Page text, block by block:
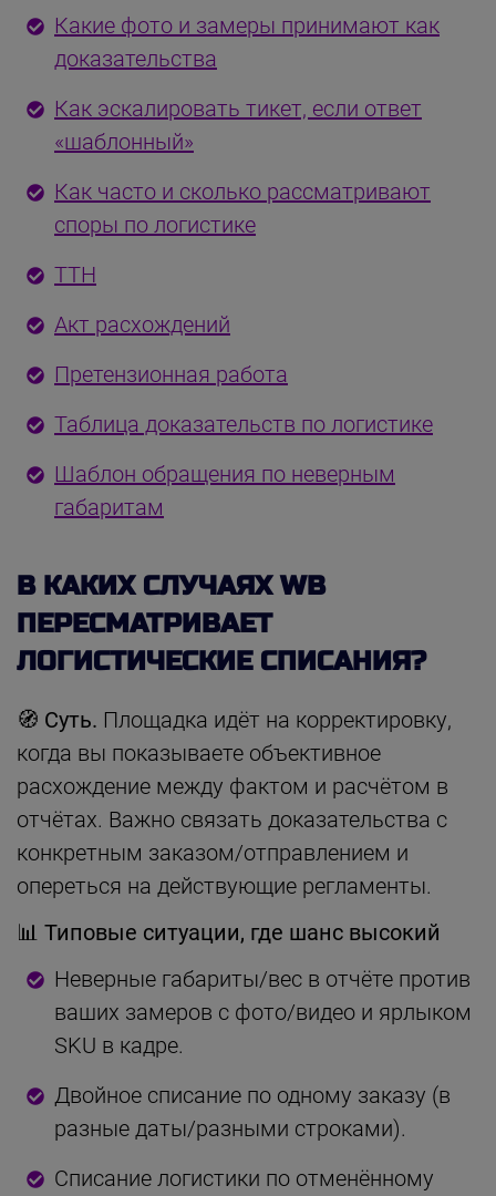
Какие фото и замеры принимают как
доказательства
Как эскалировать тикет, если ответ
«шаблонный»
Как часто и сколько рассматривают
споры по логистике
ТТН
Акт расхождений
Претензионная работа
Таблица доказательств по логистике
Шаблон обращения по неверным
габаритам
В КАКИХ СЛУЧАЯХ WB
ПЕРЕСМАТРИВАЕТ
ЛОГИСТИЧЕСКИЕ СПИСАНИЯ?
🧭 Суть. Площадка идёт на корректировку,
когда вы показываете объективное
расхождение между фактом и расчётом в
отчётах. Важно связать доказательства с
конкретным заказом/отправлением и
опереться на действующие регламенты.
📊 Типовые ситуации, где шанс высокий
Неверные габариты/вес в отчёте против
ваших замеров с фото/видео и ярлыком
SKU в кадре.
Двойное списание по одному заказу (в
разные даты/разными строками).
Списание логистики по отменённому